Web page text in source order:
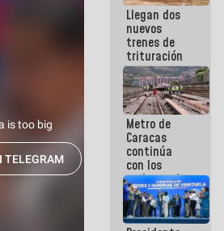
es
embarrarla
Llegan dos
nuevos
trenes de
trituración
para
optimizar
manejo de
escombros
en La Guaira
Metro de
Caracas
continúa
con los
trabajos de
mantenimiento
e inspección
en la Línea 2